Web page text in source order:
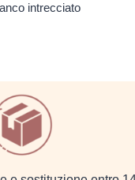
intrecciato
prezzo: da 18.30€ a 30.50€